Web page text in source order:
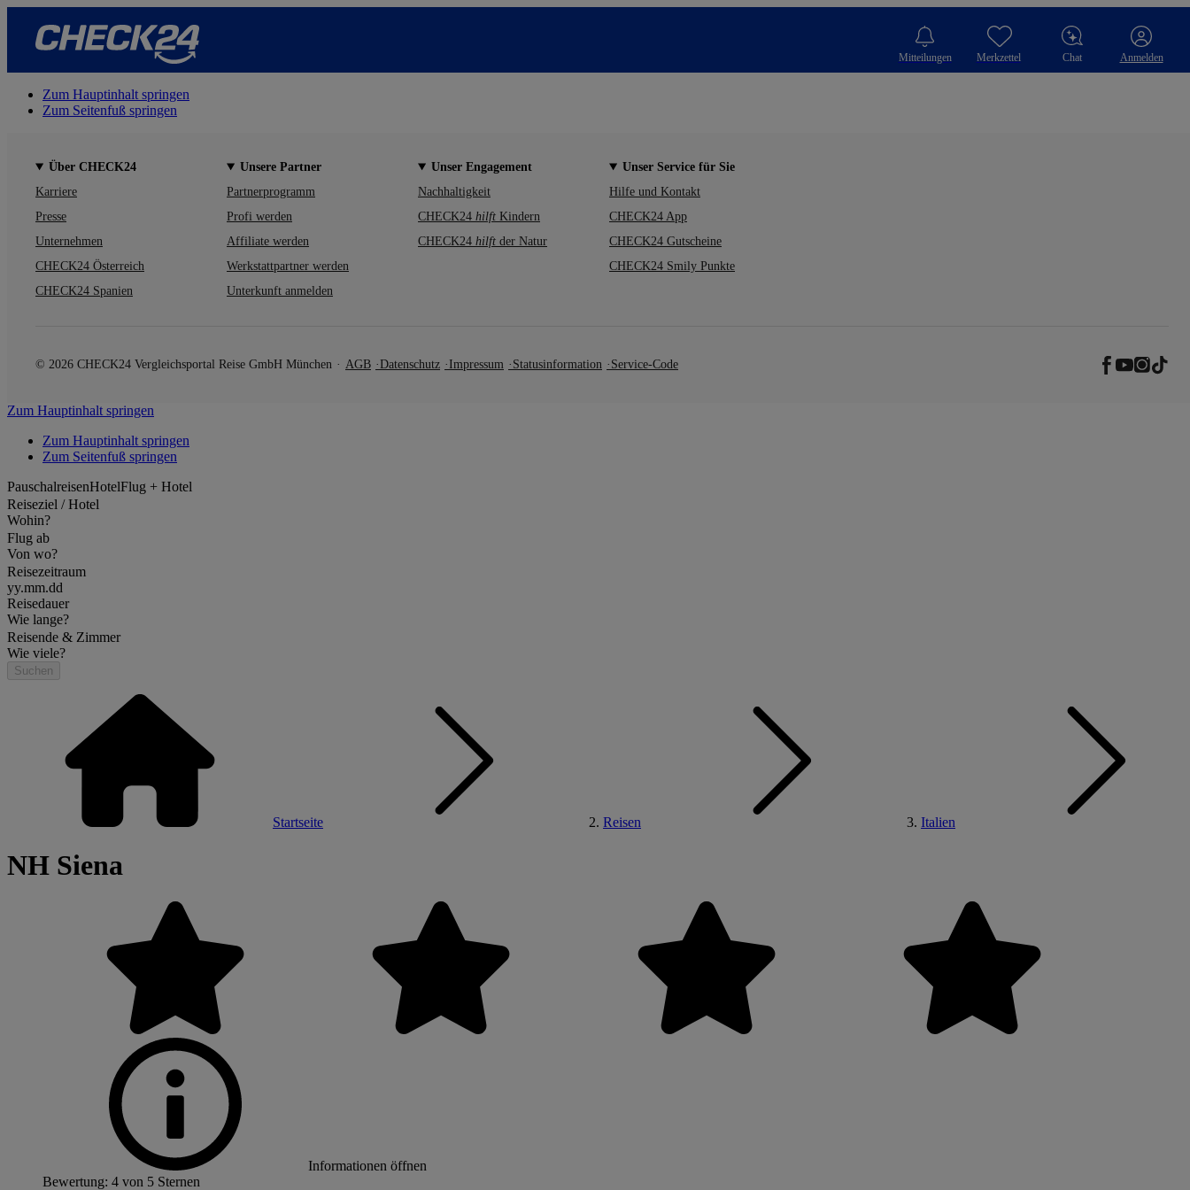
Mitteilungen Merkzettel Chat Anmelden
Zum Hauptinhalt springen
Zum Seitenfuß springen
Über CHECK24
Karriere
Presse
Unternehmen
CHECK24 Österreich
CHECK24 Spanien
Unsere Partner
Partnerprogramm
Profi werden
Affiliate werden
Werkstattpartner werden
Unterkunft anmelden
Unser Engagement
Nachhaltigkeit
CHECK24 hilft Kindern
CHECK24 hilft der Natur
Unser Service für Sie
Hilfe und Kontakt
CHECK24 App
CHECK24 Gutscheine
CHECK24 Smily Punkte
© 2026 CHECK24 Vergleichsportal Reise GmbH München AGB Datenschutz Impressum Statusinformation Service-Code
Zum Hauptinhalt springen
Zum Hauptinhalt springen
Zum Seitenfuß springen
PauschalreisenHotelFlug + Hotel
Reiseziel / Hotel
Wohin?
Flug ab
Von wo?
Reisezeitraum
yy.mm.dd
Reisedauer
Wie lange?
Reisende & Zimmer
Wie viele?
Suchen
Startseite Reisen Italien
NH Siena
Informationen öffnen
Bewertung: 4 von 5 Sternen